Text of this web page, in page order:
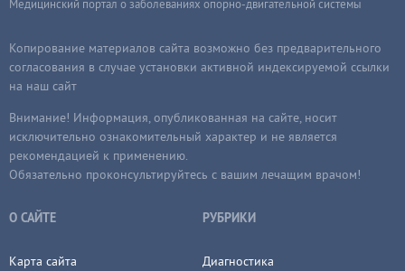
Медицинский портал о заболеваниях опорно-двигательной системы
Копирование материалов сайта возможно без предварительного
согласования в случае установки активной индексируемой ссылки
на наш сайт
Внимание! Информация, опубликованная на сайте, носит
исключительно ознакомительный характер и не является
рекомендацией к применению.
Обязательно проконсультируйтесь с вашим лечащим врачом!
О САЙТЕ
Карта сайта
РУБРИКИ
Диагностика